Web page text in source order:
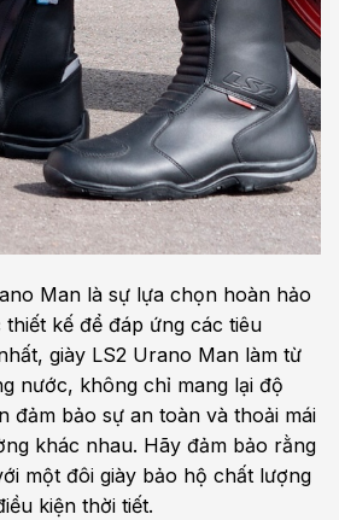
Man là sự lựa chọn hoàn hảo
kế để đáp ứng các tiêu
giày LS2 Urano Man làm từ
nước, không chỉ mang lại độ
đảm bảo sự an toàn và thoải mái
khác nhau. Hãy đảm bảo rằng
một đôi giày bảo hộ chất lượng
kiện thời tiết.